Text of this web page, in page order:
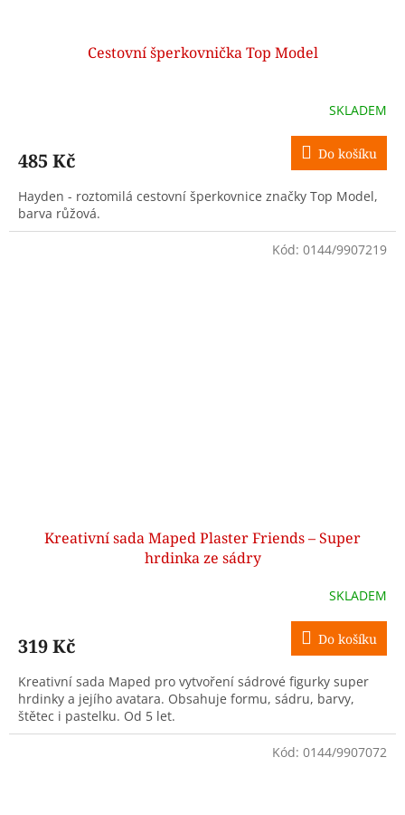
Cestovní šperkovnička Top Model
SKLADEM
485 Kč Do košíku
Hayden - roztomilá cestovní šperkovnice značky Top Model,
barva růžová.
Kreativní sada Maped Plaster Friends – Super
hrdinka ze sádry
SKLADEM
319 Kč Do košíku
Kreativní sada Maped pro vytvoření sádrové figurky super
hrdinky a jejího avatara. Obsahuje formu, sádru, barvy,
štětec i pastelku. Od 5 let.
Kód: 0144/9907219
Kód: 0144/9907072